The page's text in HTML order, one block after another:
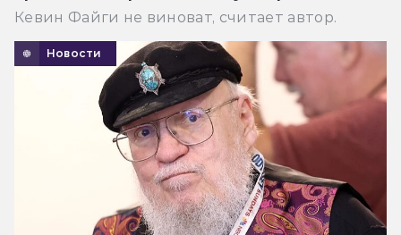
Кевин Файги не виноват, считает автор.
Новости